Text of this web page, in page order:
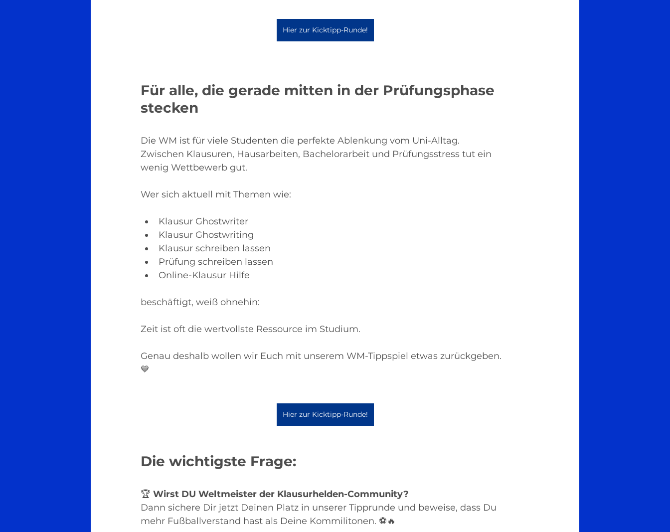
Hier zur Kicktipp-Runde!
Für alle, die gerade mitten in der Prüfungsphase
stecken
Die WM ist für viele Studenten die perfekte Ablenkung vom Uni-Alltag.
Zwischen Klausuren, Hausarbeiten, Bachelorarbeit und Prüfungsstress tut ein
wenig Wettbewerb gut.
Wer sich aktuell mit Themen wie:
Klausur Ghostwriter
Klausur Ghostwriting
Klausur schreiben lassen
Prüfung schreiben lassen
Online-Klausur Hilfe
beschäftigt, weiß ohnehin:
Zeit ist oft die wertvollste Ressource im Studium.
Genau deshalb wollen wir Euch mit unserem WM-Tippspiel etwas zurückgeben.
💙
Hier zur Kicktipp-Runde!
Die wichtigste Frage:
🏆 Wirst DU Weltmeister der Klausurhelden-Community?
Dann sichere Dir jetzt Deinen Platz in unserer Tipprunde und beweise, dass Du
mehr Fußballverstand hast als Deine Kommilitonen. ⚽🔥